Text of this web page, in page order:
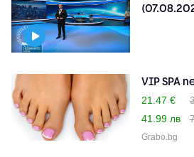
VIP SPA
21.47 €
41.99 лв
Grabo.bg